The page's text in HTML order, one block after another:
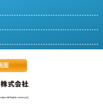
面
Rights reserved.